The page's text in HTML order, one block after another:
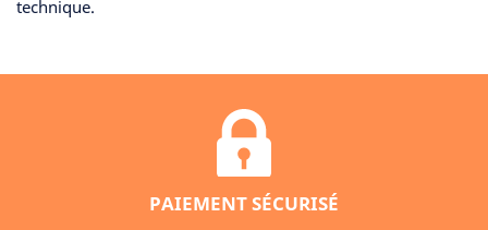
technique.
PAIEMENT SÉCURISÉ